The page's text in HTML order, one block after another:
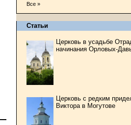
Все »
Статьи
Церковь в усадьбе
начинания Орловых-
Церковь с редким
Виктора в Могутове